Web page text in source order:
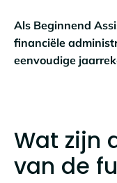
Als Beginnend
financiële
eenvoudige
Wat zijn
van de